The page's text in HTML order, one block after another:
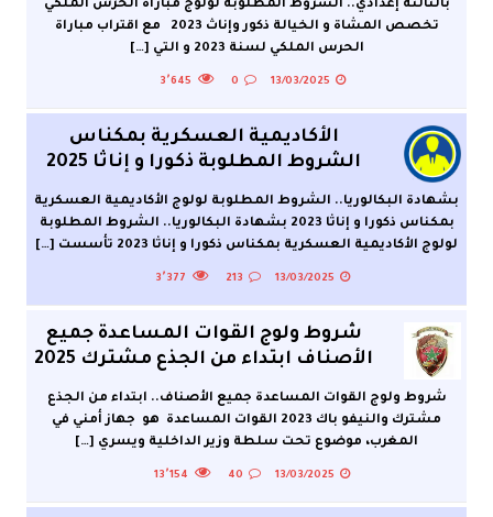
بالثالثة إعدادي.. الشروط المطلوبة لولوج مباراة الحرس الملكي
تخصص المشاة و الخيالة ذكور وإناث 2023 مع اقتراب مباراة
الحرس الملكي لسنة 2023 و التي
[…]
13/03/2025
0 3٬645
الأكاديمية العسكرية بمكناس
الشروط المطلوبة ذكورا و إناثا 2025
بشهادة البكالوريا.. الشروط المطلوبة لولوج الأكاديمية العسكرية
بمكناس ذكورا و إناثا 2023 بشهادة البكالوريا.. الشروط المطلوبة
لولوج الأكاديمية العسكرية بمكناس ذكورا و إناثا 2023 تأسست
[…]
13/03/2025
213 3٬377
شروط ولوج القوات المساعدة جميع
الأصناف ابتداء من الجذع مشترك 2025
شروط ولوج القوات المساعدة جميع الأصناف.. ابتداء من الجذع
مشترك والنيفو باك 2023 القوات المساعدة هو جهاز أمني في
المغرب، موضوع تحت سلطة وزير الداخلية ويسري […]
13/03/2025
40 13٬154